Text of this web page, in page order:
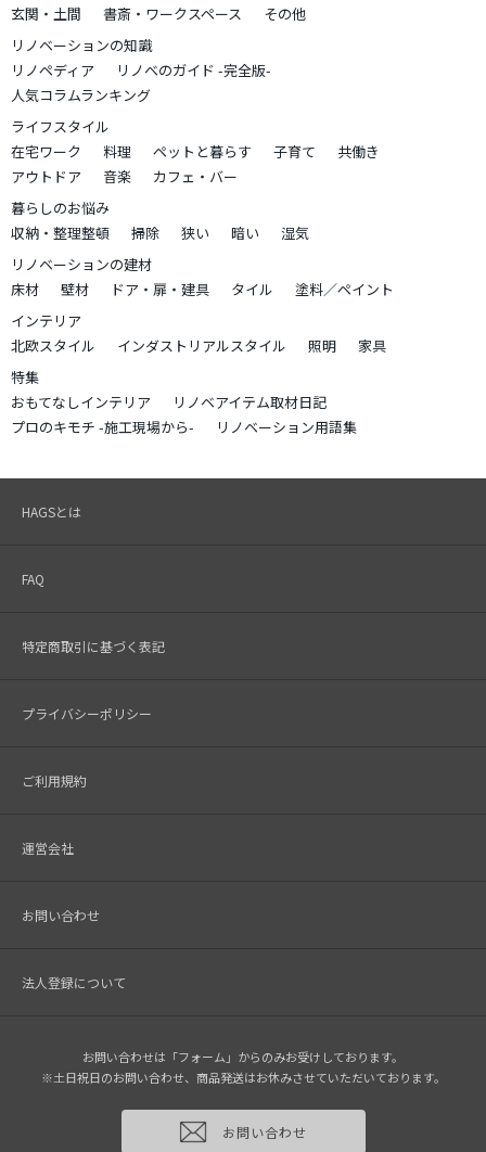
玄関・土間
書斎・ワークスペース
その他
リノベーションの知識
リノペディア
リノベのガイド -完全版-
人気コラムランキング
ライフスタイル
在宅ワーク
料理 ペットと暮らす 子育て
共働き
アウトドア
音楽
カフェ・バー
暮らしのお悩み
収納・整理整頓
掃除 狭い 暗い
湿気
リノベーションの建材
床材
壁材 ドア・扉・建具 タイル
塗料／ペイント
インテリア
北欧スタイル
インダストリアルスタイル 照明
家具
特集
おもてなしインテリア
リノベアイテム取材日記
プロのキモチ -施工現場から-
リノベーション用語集
HAGSとは
FAQ
特定商取引に基づく表記
プライバシーポリシー
ご利用規約
運営会社
お問い合わせ
法人登録について
お問い合わせは「フォーム」からのみお受けしております。
※土日祝日のお問い合わせ、商品発送はお休みさせていただいております。
お問い合わせ